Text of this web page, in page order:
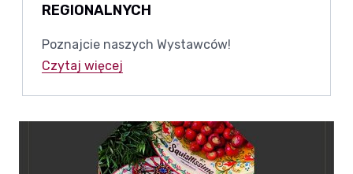
REGIONALNYCH
Poznajcie naszych Wystawców!
Czytaj więcej